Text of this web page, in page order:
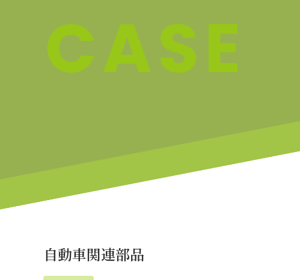
CASE
自動車関連部品